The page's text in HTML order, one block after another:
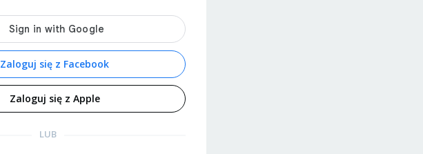
Zaloguj się z Facebook
Zaloguj się z Apple
LUB